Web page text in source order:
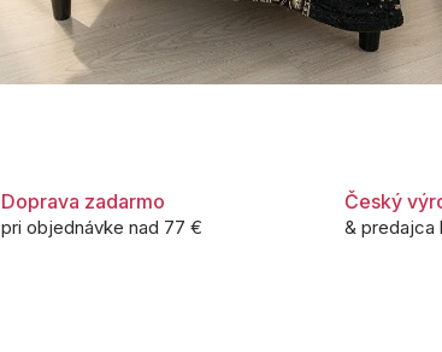
Doprava zadarmo
pri objednávke nad 77 €
Český
& predajca